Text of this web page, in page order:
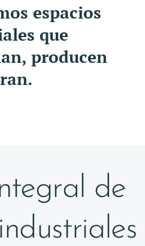
espacios
que
producen
de